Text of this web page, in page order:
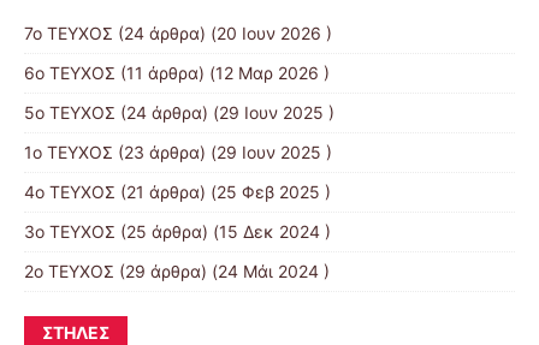
7ο ΤΕΥΧΟΣ (24 άρθρα) (20 Ιουν 2026 )
6ο ΤΕΥΧΟΣ (11 άρθρα) (12 Μαρ 2026 )
5ο ΤΕΥΧΟΣ (24 άρθρα) (29 Ιουν 2025 )
1ο ΤΕΥΧΟΣ (23 άρθρα) (29 Ιουν 2025 )
4ο ΤΕΥΧΟΣ (21 άρθρα) (25 Φεβ 2025 )
3ο ΤΕΥΧΟΣ (25 άρθρα) (15 Δεκ 2024 )
2ο ΤΕΥΧΟΣ (29 άρθρα) (24 Μάι 2024 )
ΣΤΉΛΕΣ